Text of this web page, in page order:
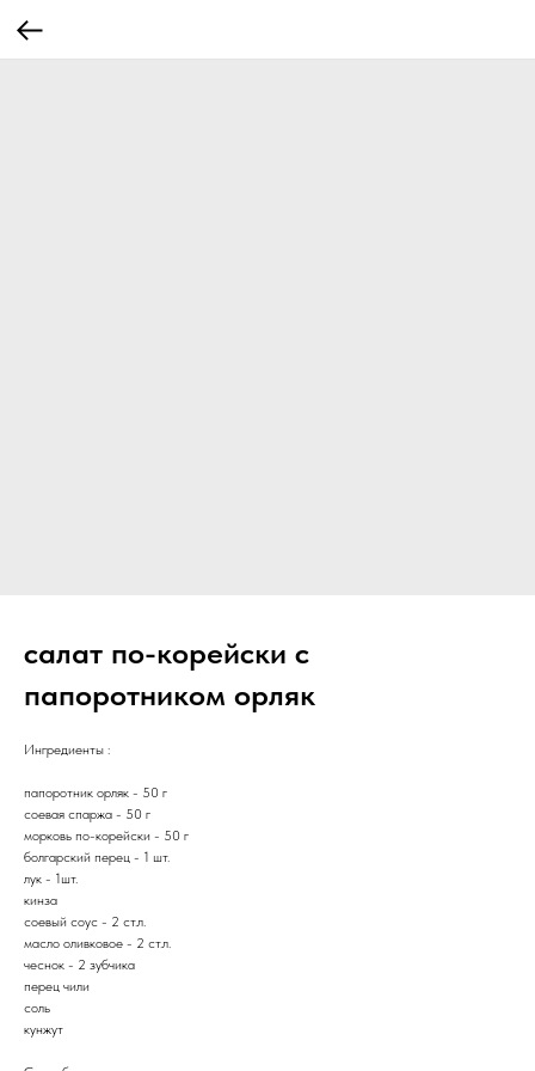
салат по-корейски с
папоротником орляк
Ингредиенты :
папоротник орляк - 50 г
соевая спаржа - 50 г
морковь по-корейски - 50 г
болгарский перец - 1 шт.
лук - 1шт.
кинза
соевый соус - 2 ст.л.
масло оливковое - 2 ст.л.
чеснок - 2 зубчика
перец чили
соль
кунжут